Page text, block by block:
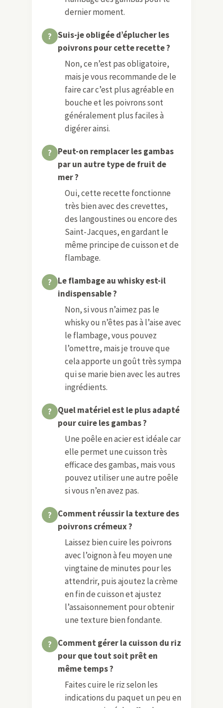
dernier moment.
Suis-je obligée d’éplucher les
poivrons pour cette recette ?
Non, ce n’est pas obligatoire,
mais je vous recommande de le
faire car c’est plus agréable en
bouche et les poivrons sont
généralement plus faciles à
digérer ainsi.
Peut-on remplacer les gambas
par un autre type de fruit de
mer ?
Oui, cette recette fonctionne
très bien avec des crevettes,
des langoustines ou encore des
Saint-Jacques, en gardant le
même principe de cuisson et de
flambage.
Le flambage au whisky est-il
indispensable ?
Non, si vous n’aimez pas le
whisky ou n’êtes pas à l’aise avec
le flambage, vous pouvez
l’omettre, mais je trouve que
cela apporte un goût très sympa
qui se marie bien avec les autres
ingrédients.
Quel matériel est le plus adapté
pour cuire les gambas ?
Une poêle en acier est idéale car
elle permet une cuisson très
efficace des gambas, mais vous
pouvez utiliser une autre poêle
si vous n’en avez pas.
Comment réussir la texture des
poivrons crémeux ?
Laissez bien cuire les poivrons
avec l’oignon à feu moyen une
vingtaine de minutes pour les
attendrir, puis ajoutez la crème
en fin de cuisson et ajustez
l’assaisonnement pour obtenir
une texture bien fondante.
Comment gérer la cuisson du riz
pour que tout soit prêt en
même temps ?
Faites cuire le riz selon les
indications du paquet un peu en